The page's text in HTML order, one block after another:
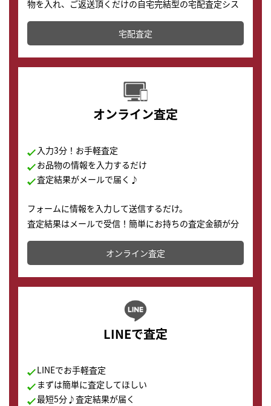
物を入れ、ご返送頂くだけの自宅完結型の宅配査定シス
テムです。
配送でも簡単&安全に査定・買取に出すことが可能で
す。
宅配査定
オンライン査定
入力3分！お手軽査定
お品物の情報を入力するだけ
査定結果がメールで届く♪
フォームに情報を入力して送信するだけ。
査定結果はメールで受信！簡単にお持ちの査定金額が分
かります。
オンライン査定
LINEで査定
LINEでお手軽査定
まずは簡単に査定してほしい
最短5分♪査定結果が届く